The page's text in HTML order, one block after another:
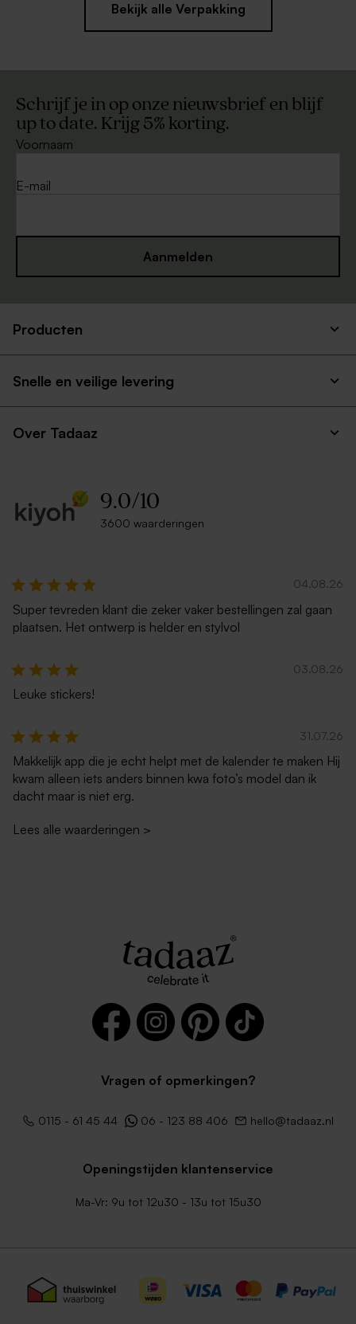
Bekijk alle Verpakking
Schrijf je in op onze nieuwsbrief en blijf
up to date. Krijg 5% korting.
Voornaam
E-mail
Aanmelden
Producten
Snelle en veilige levering
Over Tadaaz
9.0/10
3600 waarderingen
04.08.26
Super tevreden klant die zeker vaker bestellingen zal gaan
plaatsen. Het ontwerp is helder en stylvol
03.08.26
Leuke stickers!
31.07.26
Makkelijk app die je echt helpt met de kalender te maken Hij
kwam alleen iets anders binnen kwa foto’s model dan ik
dacht maar is niet erg.
Lees alle waarderingen >
Vragen of opmerkingen?
0115 - 61 45 44 06 - 123 88 406 hello@tadaaz.nl
Openingstijden klantenservice
Ma-Vr: 9u tot 12u30 - 13u tot 15u30